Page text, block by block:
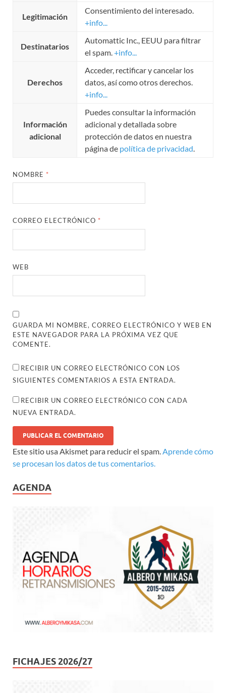
Legitimación
Consentimiento del interesado.
+info...
Destinatarios
Automattic Inc., EEUU para filtrar
el spam. +info...
Derechos
Acceder, rectificar y cancelar los
datos, así como otros derechos.
+info...
Información
adicional
Puedes consultar la información
adicional y detallada sobre
protección de datos en nuestra
página de política de privacidad
NOMBRE *
CORREO ELECTRÓNICO *
WEB
GUARDA MI NOMBRE, CORREO ELECTRÓNICO Y WEB EN
ESTE NAVEGADOR PARA LA PRÓXIMA VEZ QUE
COMENTE.
RECIBIR UN CORREO ELECTRÓNICO CON LOS
SIGUIENTES COMENTARIOS A ESTA ENTRADA.
RECIBIR UN CORREO ELECTRÓNICO CON CADA
NUEVA ENTRADA.
Este sitio usa Akismet para reducir el spam.Aprende cómo
se procesan los datos de tus comentarios.
AGENDA
FICHAJES 2026/27